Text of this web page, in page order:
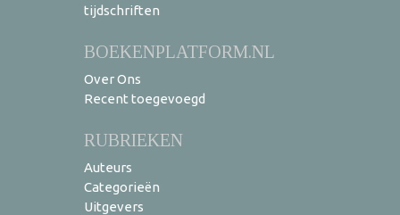
tijdschriften
BOEKENPLATFORM.NL
Over Ons
Recent toegevoegd
RUBRIEKEN
Auteurs
Categorieën
Uitgevers